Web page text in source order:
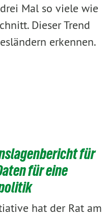
Mal so viele wie
Dieser Trend
erkennen.
für
für eine
hat der Rat am